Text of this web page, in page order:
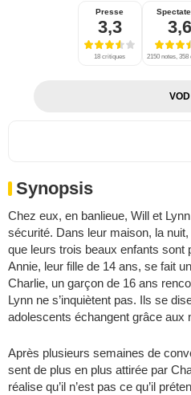
Presse
3,3
18 critiques
3,6
2150 notes, 358
VOD
Synopsis
Chez eux, en banlieue, Will et
sécurité. Dans leur maison, la
que leurs trois beaux enfants sont
Annie, leur fille de 14 ans, se fait
Charlie, un garçon de 16 ans
Lynn ne s’inquiètent pas. Ils se
adolescents échangent grâce aux
Après plusieurs semaines de
sent de plus en plus attirée par
réalise qu’il n’est pas ce qu’il